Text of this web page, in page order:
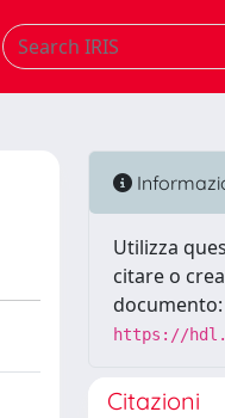
Utilizza
citare o
documento:
https://
Citazioni